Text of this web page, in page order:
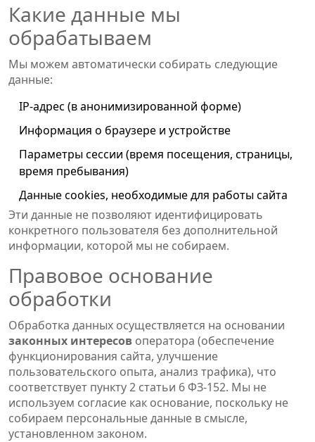
Какие данные мы
обрабатываем
Мы можем автоматически собирать следующие
данные:
IP-адрес (в анонимизированной форме)
Информация о браузере и устройстве
Параметры сессии (время посещения, страницы,
время пребывания)
Данные cookies, необходимые для работы сайта
Эти данные не позволяют идентифицировать
конкретного пользователя без дополнительной
информации, которой мы не собираем.
Правовое основание
обработки
Обработка данных осуществляется на основании
законных интересов оператора (обеспечение
функционирования сайта, улучшение
пользовательского опыта, анализ трафика), что
соответствует пункту 2 статьи 6 ФЗ-152. Мы не
используем согласие как основание, поскольку не
собираем персональные данные в смысле,
установленном законом.